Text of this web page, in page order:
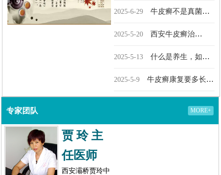
的福音：几副中草药还你...
2025-6-29 牛皮癣不是真菌感
染，看牛皮癣美女的蜕变
2025-5-20 西安牛皮癣治
疗：“更年期”真的是妇女们
的...
2025-5-13 什么是养生，如何
根治牛皮癣，养生就是管理...
2025-5-9 牛皮癣康复要多长时
专家团队 MORE+
贾 玲 主
任医师
西安灞桥贾玲中